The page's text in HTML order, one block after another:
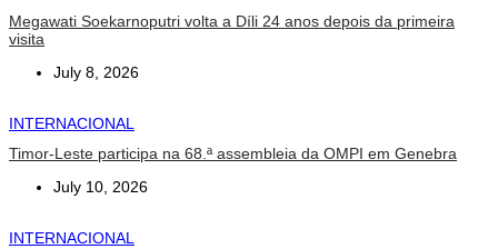
Megawati Soekarnoputri volta a Díli 24 anos depois da primeira
visita
July 8, 2026
INTERNACIONAL
Timor-Leste participa na 68.ª assembleia da OMPI em Genebra
July 10, 2026
INTERNACIONAL